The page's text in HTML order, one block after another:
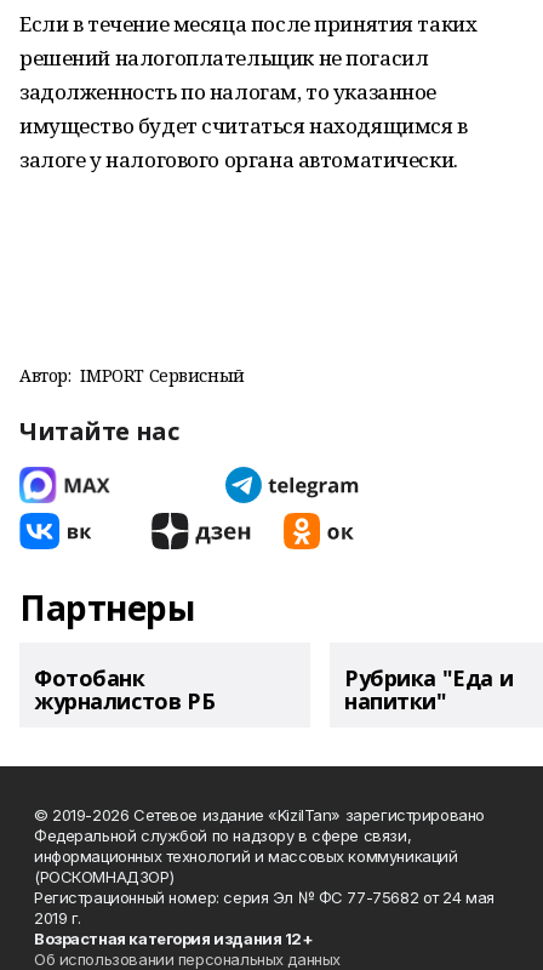
Если в течение месяца после принятия таких
решений налогоплательщик не погасил
задолженность по налогам, то указанное
имущество будет считаться находящимся в
залоге у налогового органа автоматически.
Автор: IMPORT Сервисный
Читайте нас
Партнеры
Фотобанк
журналистов РБ
Рубрика "Еда и
напитки"
© 2019-2026 Сетевое издание «KizilTan» зарегистрировано
Федеральной службой по надзору в сфере связи,
информационных технологий и массовых коммуникаций
(РОСКОМНАДЗОР)
Регистрационный номер: серия Эл № ФС 77-75682 от 24 мая
2019 г.
Возрастная категория издания 12+
Об использовании персональных данных